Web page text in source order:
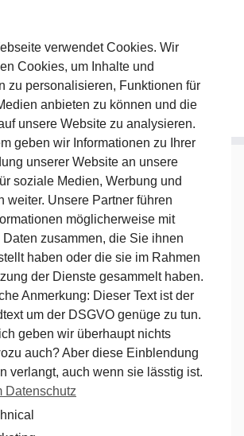
Pommelsbrunn
verwendet Cookies. Wir
Cookies, um Inhalte und
zu personalisieren, Funktionen für
anbieten zu können und die
unsere Website zu analysieren.
geben wir Informationen zu Ihrer
unserer Website an unsere
soziale Medien, Werbung und
weiter. Unsere Partner führen
möglicherweise mit
zusammen, die Sie ihnen
haben oder die sie im Rahmen
der Dienste gesammelt haben.
Anmerkung: Dieser Text ist der
um der DSGVO genüge zu tun.
geben wir überhaupt nichts
auch? Aber diese Einblendung
verlangt, auch wenn sie lässtig ist.
Datenschutz